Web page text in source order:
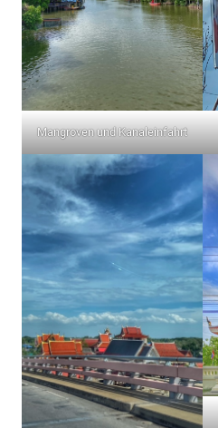
Mangroven und Kanaleinfahrt